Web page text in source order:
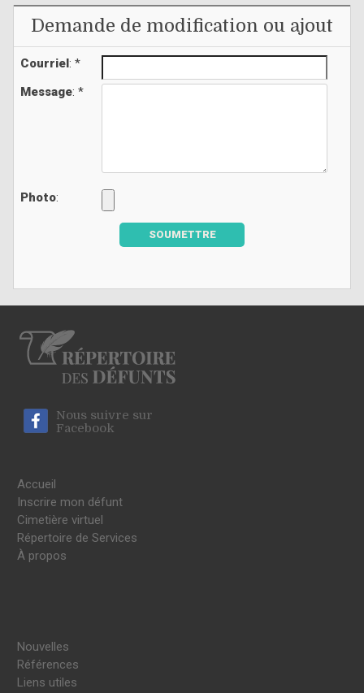
Demande de modification ou ajout
Courriel: *
Message: *
Photo:
SOUMETTRE
Nous suivre sur
Facebook
Accueil
Inscrire mon défunt
Cimetière virtuel
Répertoire de Services
À propos
Nouvelles
Références
Liens utiles